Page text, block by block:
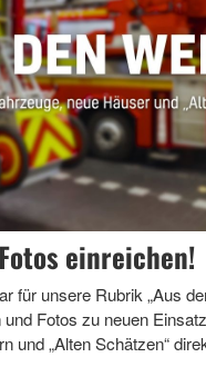
einreichen!
für unsere Rubrik „Aus
Fotos zu neuen
und „Alten Schätzen“